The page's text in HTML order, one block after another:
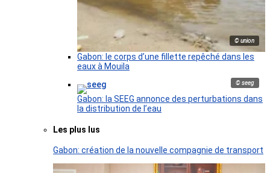
© union
Gabon: le corps d’une fillette repêché dans les
eaux à Mouila
© seeg
Gabon: la SEEG annonce des perturbations dans
la distribution de l’eau
Les plus lus
Gabon: création de la nouvelle compagnie de transport